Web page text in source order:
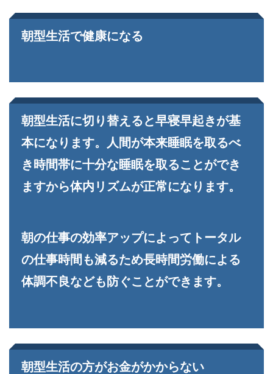
朝型生活で健康になる
朝型生活に切り替えると早寝早起きが基
本になります。人間が本来睡眠を取るべ
き時間帯に十分な睡眠を取ることができ
ますから体内リズムが正常になります。
朝の仕事の効率アップによってトータル
の仕事時間も減るため長時間労働による
体調不良なども防ぐことができます。
朝型生活の方がお金がかからない